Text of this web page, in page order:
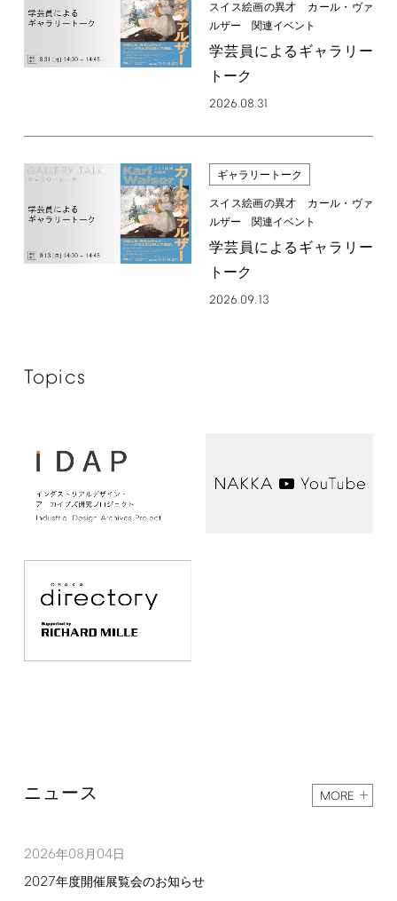
スイス絵画の異才 カール・ヴァ
ルザー 関連イベント
学芸員によるギャラリー
トーク
2026.08.31
ギャラリートーク
スイス絵画の異才 カール・ヴァ
ルザー 関連イベント
学芸員によるギャラリー
トーク
2026.09.13
Topics
ニュース MORE
2026年08月 04日
2027年度開催展覧会のお知らせ